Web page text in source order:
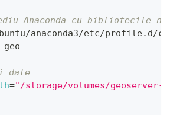
Anaconda cu bibliotecile
anaconda3/etc/profile.d/
date
="/storage/volumes/